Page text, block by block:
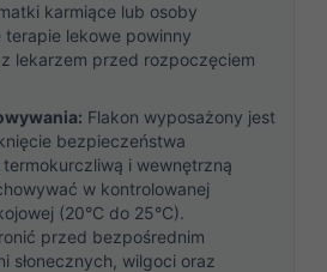
karmiące lub osoby
terapie lekowe powinny
lekarzem przed rozpoczęciem
Flakon wyposażony jest
bezpieczeństwa
i wewnętrzną
w kontrolowanej
(20°C do 25°C).
przed bezpośrednim
słonecznych, wilgoci oraz